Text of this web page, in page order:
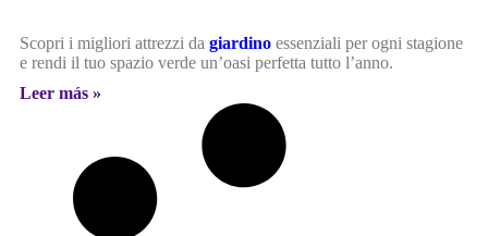
Scopri i migliori attrezzi da giardino essenziali per ogni stagione
e rendi il tuo spazio verde un’oasi perfetta tutto l’anno.
Leer más »